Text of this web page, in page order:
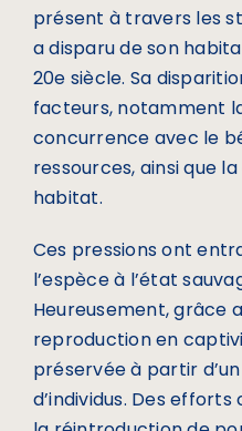
présent à travers les
a disparu de son
20e siècle. Sa
facteurs, notamment
concurrence avec le
ressources, ainsi que
habitat.
Ces pressions ont
l’espèce à l’état
Heureusement, grâce
reproduction en
préservée à partir
d’individus. Des